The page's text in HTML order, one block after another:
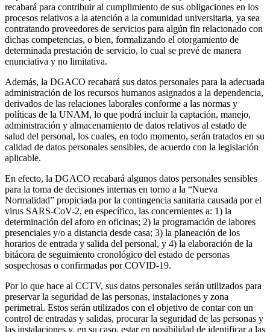
recabará para contribuir al cumplimiento de sus obligaciones en los
procesos relativos a la atención a la comunidad universitaria, ya sea
contratando proveedores de servicios para algún fin relacionado con
dichas competencias, o bien, formalizando el otorgamiento de
determinada prestación de servicio, lo cual se prevé de manera
enunciativa y no limitativa.
Además, la DGACO recabará sus datos personales para la adecuada
administración de los recursos humanos asignados a la dependencia,
derivados de las relaciones laborales conforme a las normas y
políticas de la UNAM, lo que podrá incluir la captación, manejo,
administración y almacenamiento de datos relativos al estado de
salud del personal, los cuales, en todo momento, serán tratados en su
calidad de datos personales sensibles, de acuerdo con la legislación
aplicable.
En efecto, la DGACO recabará algunos datos personales sensibles
para la toma de decisiones internas en torno a la “Nueva
Normalidad” propiciada por la contingencia sanitaria causada por el
virus SARS-CoV-2, en específico, las concernientes a: 1) la
determinación del aforo en oficinas; 2) la programación de labores
presenciales y/o a distancia desde casa; 3) la planeación de los
horarios de entrada y salida del personal, y 4) la elaboración de la
bitácora de seguimiento cronológico del estado de personas
sospechosas o confirmadas por COVID-19.
Por lo que hace al CCTV, sus datos personales serán utilizados para
preservar la seguridad de las personas, instalaciones y zona
perimetral. Estos serán utilizados con el objetivo de contar con un
control de entradas y salidas, procurar la seguridad de las personas y
las instalaciones y, en su caso, estar en posibilidad de identificar a las